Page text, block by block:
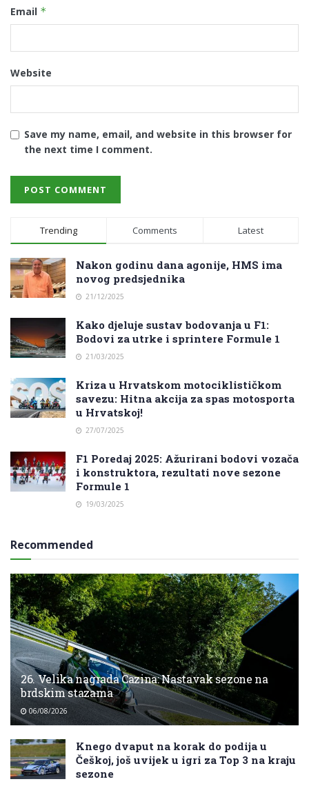
Email *
Website
Save my name, email, and website in this browser for
the next time I comment.
Trending Comments Latest
Nakon godinu dana agonije, HMS ima
novog predsjednika
21/12/2025
Kako djeluje sustav bodovanja u F1:
Bodovi za utrke i sprintere Formule 1
21/03/2025
Kriza u Hrvatskom motociklističkom
savezu: Hitna akcija za spas motosporta
u Hrvatskoj!
27/07/2025
F1 Poredaj 2025: Ažurirani bodovi vozača
i konstruktora, rezultati nove sezone
Formule 1
19/03/2025
Recommended
26. Velika nagrada Cazina: Nastavak sezone na
brdskim stazama
06/08/2026
Knego dvaput na korak do podija u
Češkoj, još uvijek u igri za Top 3 na kraju
sezone